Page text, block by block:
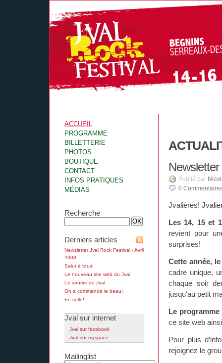
Publié par
0
Jvalières!
Les 14, 15 et
revient pour
surprises!
Cette année,
cadre unique,
chaque soir
jusqu’au petit
Le
ce site web
Pour plus
rejoignez le
ACCUEIL
PROGRAMME
BILLETTERIE
PHOTOS
BOUTIQUE
CONTACT
INFOS PRATIQUES
MÉDIAS
Recherche
Derniers articles
Newsletter Jval Rock Festival - Avril
2008
Salut à tous!
Le nouveau site web du Jval
Le sourire du Jval
On a commandé le beau!
En selle!
Jval sur internet
Jval sur facebook
Jval sur myspace
Mailinglist